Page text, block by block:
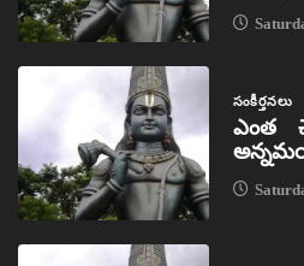
సంకీర్తనలు
ఎంత